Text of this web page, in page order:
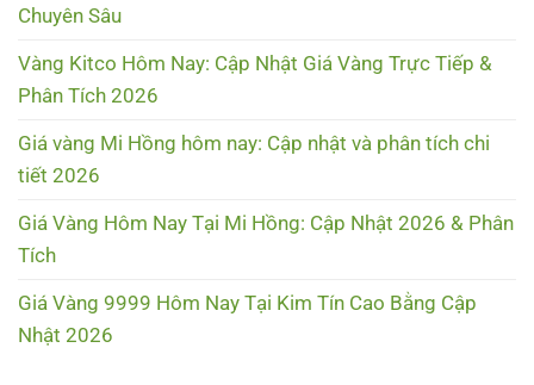
Chuyên Sâu
Vàng Kitco Hôm Nay: Cập Nhật Giá Vàng Trực Tiếp &
Phân Tích 2026
Giá vàng Mi Hồng hôm nay: Cập nhật và phân tích chi
tiết 2026
Giá Vàng Hôm Nay Tại Mi Hồng: Cập Nhật 2026 & Phân
Tích
Giá Vàng 9999 Hôm Nay Tại Kim Tín Cao Bằng Cập
Nhật 2026